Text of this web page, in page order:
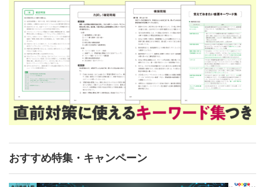
おすすめ特集・キャンペーン